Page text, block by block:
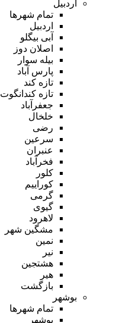
اردبیل
تمام شهر‌ها
اردبیل
آبی بیگلو
اصلان دوز
بیله سوار
پارس آباد
تازه کند
تازه کندانگوت
جعفرآباد
خلخال
رضی
سرعین
عنبران
فخرآباد
کلور
کوراییم
گرمی
گیوی
لاهرود
مشگین شهر
نمین
نیر
هشتجین
هیر
بازگشت
بوشهر
تمام شهر‌ها
بوشهر